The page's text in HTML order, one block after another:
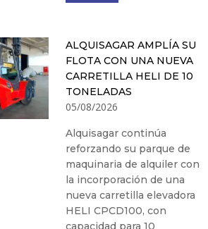
ALQUISAGAR AMPLÍA SU
FLOTA CON UNA NUEVA
CARRETILLA HELI DE 10
TONELADAS
05/08/2026
Alquisagar continúa
reforzando su parque de
maquinaria de alquiler con
la incorporación de una
nueva carretilla elevadora
HELI CPCD100, con
capacidad para 10